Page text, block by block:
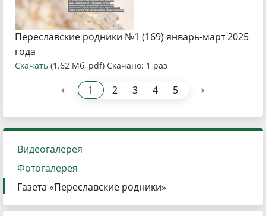
Переславские родники №1 (169) январь-март 2025
года
Скачать (1.62 Мб, pdf) Скачано: 1 раз
‹ 1 2 3 4 5 ›
Видеогалерея
Фотогалерея
Газета «Переславские родники»